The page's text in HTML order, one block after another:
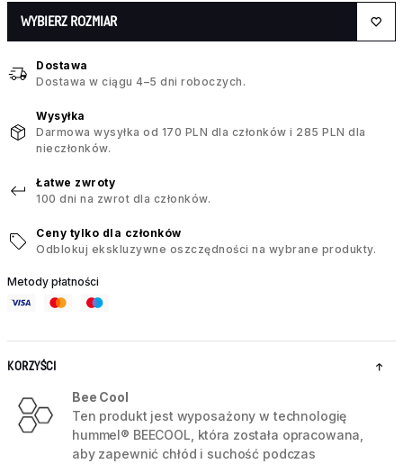
WYBIERZ ROZMIAR
Dostawa
Dostawa w ciągu 4–5 dni roboczych.
Wysyłka
Darmowa wysyłka od 170 PLN dla członków i 285 PLN dla
nieczłonków.
Łatwe zwroty
100 dni na zwrot dla członków.
Ceny tylko dla członków
Odblokuj ekskluzywne oszczędności na wybrane produkty.
Metody płatności
KORZYŚCI
Bee Cool
Ten produkt jest wyposażony w technologię
hummel® BEECOOL, która została opracowana,
aby zapewnić chłód i suchość podczas